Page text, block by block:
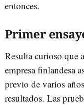
entonces.
Primer
Resulta curioso que
empresa finlandesa
previo de varios
resultados. Las